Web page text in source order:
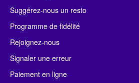
Suggérez-nous un resto
Programme de fidélité
Rejoignez-nous
Signaler une erreur
Paiement en ligne